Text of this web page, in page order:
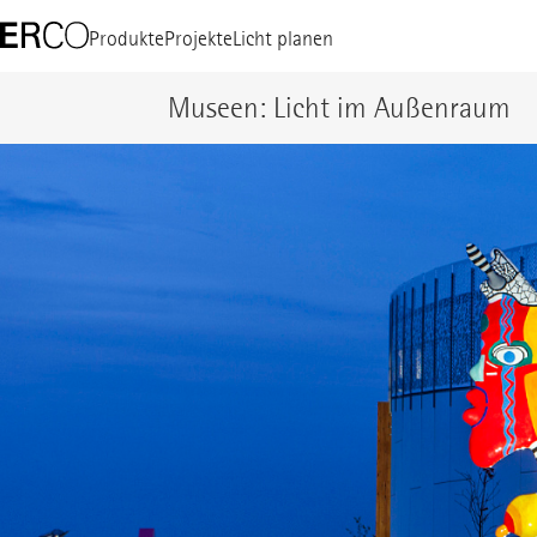
ProdukteProjekteLicht planen
Museen: Licht im Außenraum